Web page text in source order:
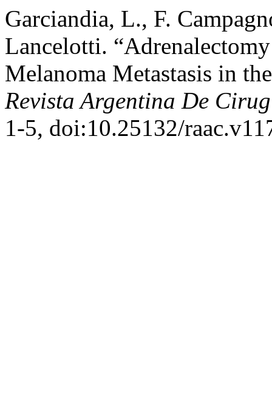
Garciandia, L., F.
Lancelotti.
Melanoma Metastasis in
Revista Argentina De
1-5, doi:10.25132/